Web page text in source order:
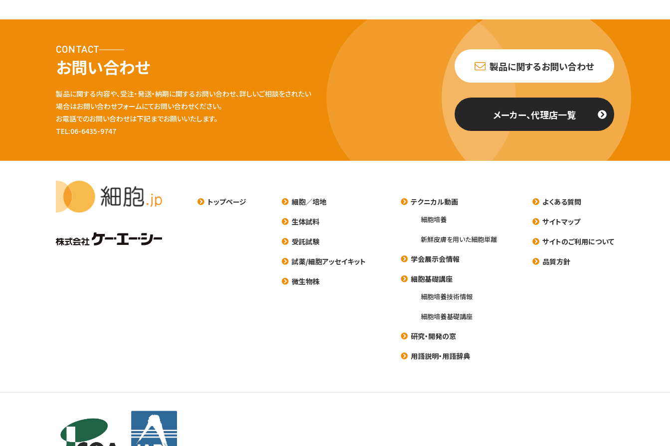
CONTACT
お問い合わせ
製品に関する内容や、受注・発送・納期に関するお問い合わせ、詳しいご相談をされたい
場合はお問い合わせフォームにてお問い合わせください。
お電話でのお問い合わせは下記までお願いいたします。
TEL:06-6435-9747
製品に関するお問い合わせ
メーカー、代理店一覧
トップページ
細胞／培地
生体試料
受託試験
試薬/細胞アッセイキット
微生物株
テクニカル動画
細胞培養
新鮮皮膚を用いた細胞単離
学会展示会情報
細胞基礎講座
細胞培養技術情報
細胞培養基礎講座
研究・開発の窓
用語説明・用語辞典
よくある質問
サイトマップ
サイトのご利用について
品質方針